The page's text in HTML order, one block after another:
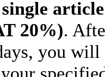
20%).
you